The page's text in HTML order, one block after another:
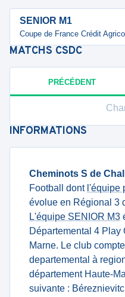
SENIOR M1
Coupe de France Crédit
MATCHS CSDC
PRÉCÉDENT
INFORMATIONS
Cheminots S de
Football dont l'équipe
évolue en Régional 3
L'équipe SENIOR M3
Départemental 4 Play
Marne. Le club compte
departemental à
département Haute-
suivante :